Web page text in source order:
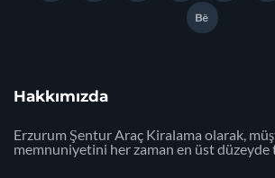
Hakkımızda
Erzurum Şentur Araç Kiralama olarak,
memnuniyetini her zaman en üst